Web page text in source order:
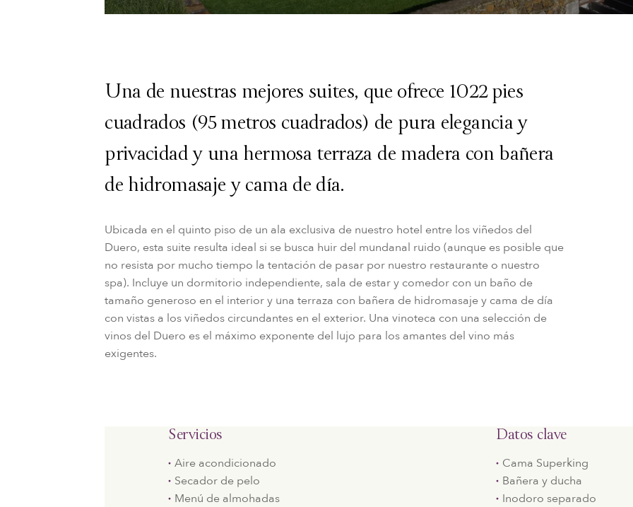
Una de nuestras mejores suites, que ofrece 1022 pies
cuadrados (95 metros cuadrados) de pura elegancia y
privacidad y una hermosa terraza de madera con bañera
de hidromasaje y cama de día.
Ubicada en el quinto piso de un ala exclusiva de nuestro hotel entre los viñedos del
Duero, esta suite resulta ideal si se busca huir del mundanal ruido (aunque es posible que
no resista por mucho tiempo la tentación de pasar por nuestro restaurante o nuestro
spa). Incluye un dormitorio independiente, sala de estar y comedor con un baño de
tamaño generoso en el interior y una terraza con bañera de hidromasaje y cama de día
con vistas a los viñedos circundantes en el exterior. Una vinoteca con una selección de
vinos del Duero es el máximo exponente del lujo para los amantes del vino más
exigentes.
Servicios
Aire acondicionado
Secador de pelo
Menú de almohadas
Datos clave
Cama Superking
Bañera y ducha
Inodoro separado